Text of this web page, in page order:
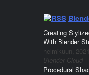
Creating
With Blender
helmikuun, 2021
Blender Cloud
Procedural